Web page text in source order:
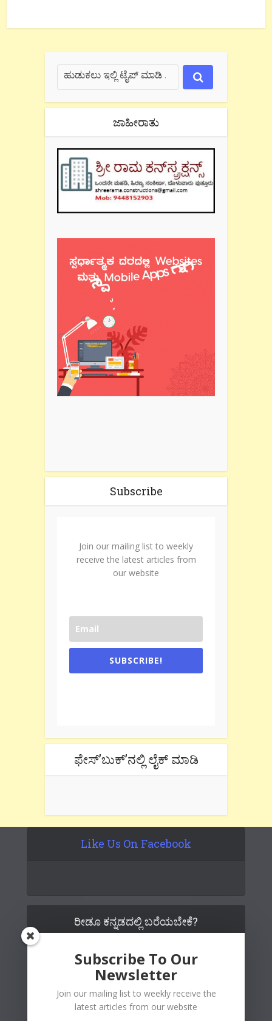
ಜಾಹೀರಾತು
Subscribe
Join our mailing list to weekly
receive the latest articles from
our website
SUBSCRIBE!
ಫೇಸ್’ಬುಕ್’ನಲ್ಲಿ ಲೈಕ್ ಮಾಡಿ
Like Us On Facebook
ರೀಡೂ ಕನ್ನಡದಲ್ಲಿ ಬರೆಯಬೇಕೆ?
Subscribe To Our
Newsletter
Join our mailing list to weekly receive the
latest articles from our website